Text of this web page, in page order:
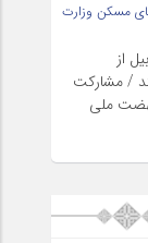
مسکن وزارت
از
/ مشارکت
ملی